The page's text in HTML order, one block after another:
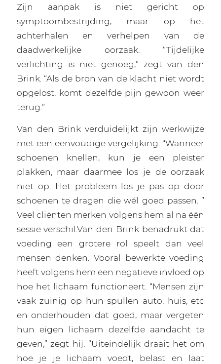
Zijn aanpak is niet gericht op
symptoombestrijding, maar op het
achterhalen en verhelpen van de
daadwerkelijke oorzaak. “Tijdelijke
verlichting is niet genoeg,” zegt van den
Brink. “Als de bron van de klacht niet wordt
opgelost, komt dezelfde pijn gewoon weer
terug.”
Van den Brink verduidelijkt zijn werkwijze
met een eenvoudige vergelijking: “Wanneer
schoenen knellen, kun je een pleister
plakken, maar daarmee los je de oorzaak
niet op. Het probleem los je pas op door
schoenen te dragen die wél goed passen. ”
Veel cliënten merken volgens hem al na één
sessie verschil.Van den Brink benadrukt dat
voeding een grotere rol speelt dan veel
mensen denken. Vooral bewerkte voeding
heeft volgens hem een negatieve invloed op
hoe het lichaam functioneert. “Mensen zijn
vaak zuinig op hun spullen auto, huis, etc
en onderhouden dat goed, maar vergeten
hun eigen lichaam dezelfde aandacht te
geven,” zegt hij. “Uiteindelijk draait het om
hoe je je lichaam voedt, belast en laat